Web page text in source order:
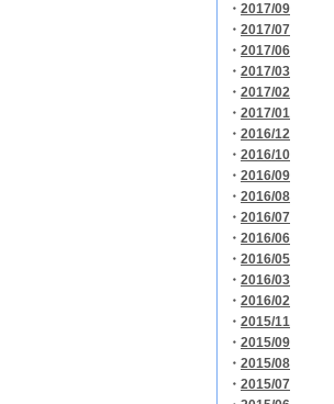
・ 2017/09
・ 2017/07
・ 2017/06
・ 2017/03
・ 2017/02
・ 2017/01
・ 2016/12
・ 2016/10
・ 2016/09
・ 2016/08
・ 2016/07
・ 2016/06
・ 2016/05
・ 2016/03
・ 2016/02
・ 2015/11
・ 2015/09
・ 2015/08
・ 2015/07